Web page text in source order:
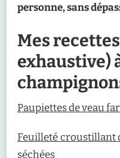
personne, sans
Mes
exhaustive)
Paupiettes de veau
Feuilleté croustillant
séchées